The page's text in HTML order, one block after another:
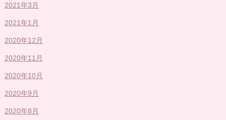
2021年3月
2021年1月
2020年12月
2020年11月
2020年10月
2020年9月
2020年8月